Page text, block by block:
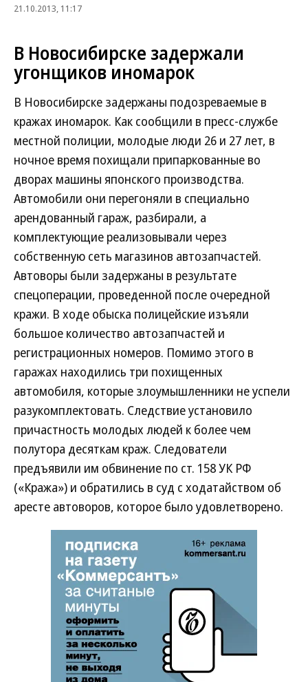
21.10.2013, 11:17
В Новосибирске задержали
угонщиков иномарок
В Новосибирске задержаны подозреваемые в
кражах иномарок. Как сообщили в пресс-службе
местной полиции, молодые люди 26 и 27 лет, в
ночное время похищали припаркованные во
дворах машины японского производства.
Автомобили они перегоняли в специально
арендованный гараж, разбирали, а
комплектующие реализовывали через
собственную сеть магазинов автозапчастей.
Автоворы были задержаны в результате
спецоперации, проведенной после очередной
кражи. В ходе обыска полицейские изъяли
большое количество автозапчастей и
регистрационных номеров. Помимо этого в
гаражах находились три похищенных
автомобиля, которые злоумышленники не успели
разукомплектовать. Следствие установило
причастность молодых людей к более чем
полутора десяткам краж. Следователи
предъявили им обвинение по ст. 158 УК РФ
(«Кража») и обратились в суд с ходатайством об
аресте автоворов, которое было удовлетворено.